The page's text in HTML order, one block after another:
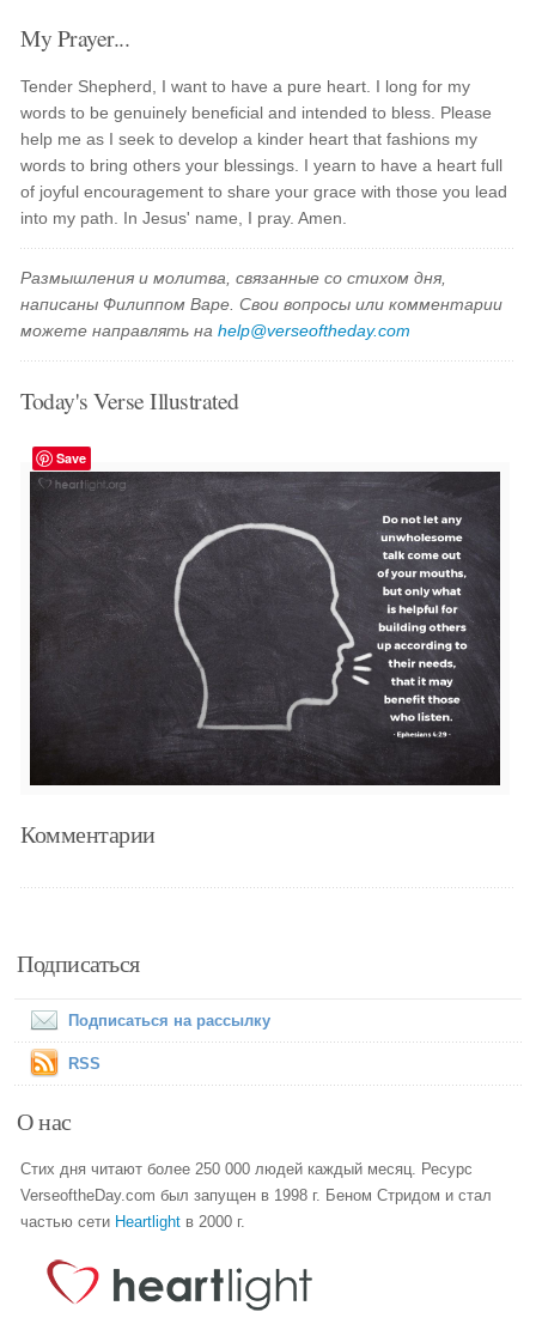
My Prayer...
Tender Shepherd, I want to have a pure heart. I long for my
words to be genuinely beneficial and intended to bless. Please
help me as I seek to develop a kinder heart that fashions my
words to bring others your blessings. I yearn to have a heart full
of joyful encouragement to share your grace with those you lead
into my path. In Jesus' name, I pray. Amen.
Размышления и молитва, связанные со стихом дня,
написаны Филиппом Варе. Свои вопросы или комментарии
можете направлять наhelp@verseoftheday.com
Today's Verse Illustrated
Save
Комментарии
Подписаться
Подписаться на рассылку
RSS
О нас
Стих дня читают более 250 000 людей каждый месяц. Ресурс
VerseoftheDay.com был запущен в 1998 г. Беном Стридом и стал
частью сети Heartlight в 2000 г.